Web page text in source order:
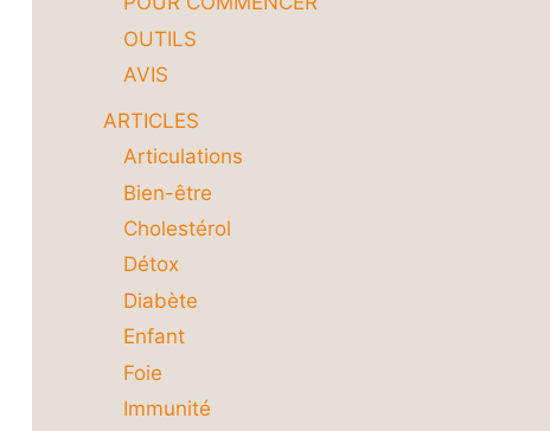
OUTILS
AVIS
ARTICLES
Articulations
Bien-être
Cholestérol
Détox
Diabète
Enfant
Foie
Immunité